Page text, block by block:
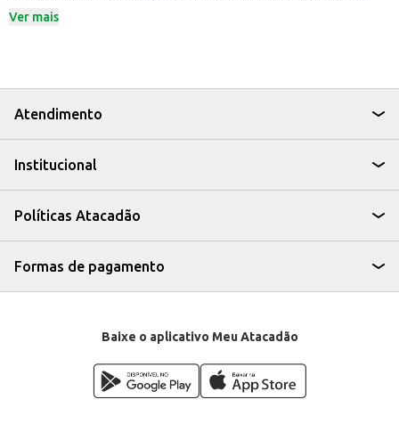
pouco tempo para cozinhar, ele é perfeito para ter em casa ou para
Ofereça em seu estabelecimento comercial como uma opção de refeição.
Com o Macarrão U.F.O. Nissin Legumes, você tem uma refeição saborosa e
com legumes em poucos minutos, ideal para o dia a dia.
Ver mais
Atendimento
Institucional
Políticas Atacadão
Formas de pagamento
Baixe o aplicativo Meu Atacadão